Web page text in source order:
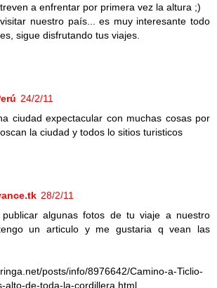
a enfrentar por primera vez la altura ;)
nuestro país... es muy interesante todo
sigue disfrutando tus viajes.
24/2/11
ciudad expectacular con muchas cosas por
la ciudad y todos lo sitios turisticos
28/2/11
algunas fotos de tu viaje a nuestro
un articulo y me gustaria q vean las
posts/info/8976642/Camino-a-Ticlio-
alto-de-toda-la-cordillera.html